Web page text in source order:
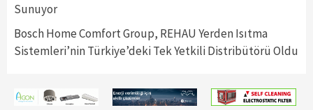
Sunuyor
Bosch Home Comfort Group, REHAU Yerden Isıtma
Sistemleri’nin Türkiye’deki Tek Yetkili Distribütörü Oldu